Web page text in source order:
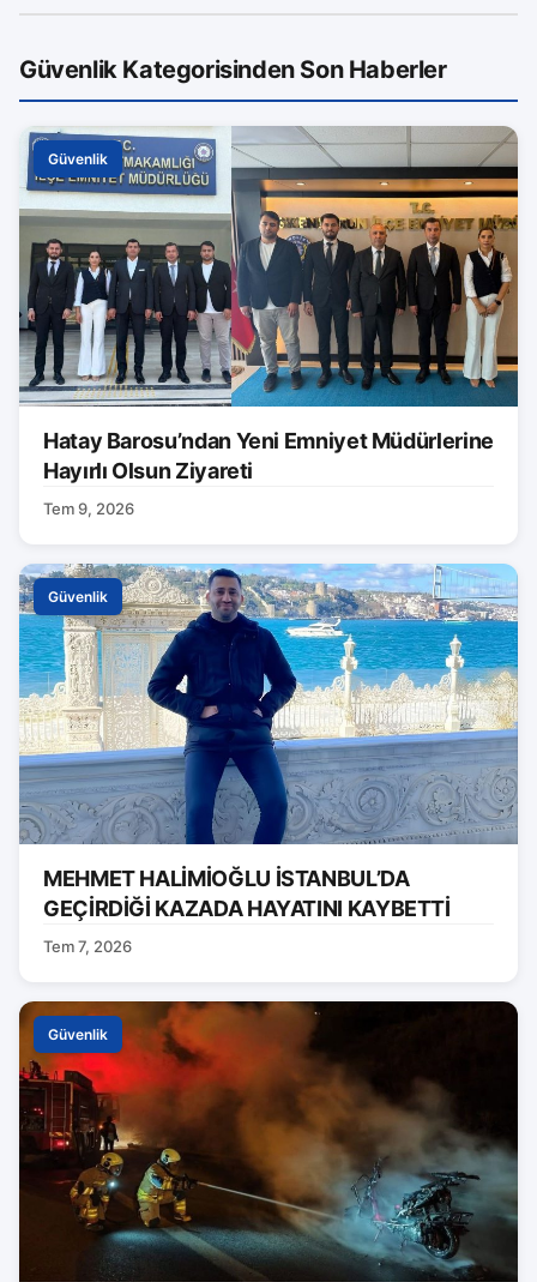
Güvenlik Kategorisinden Son Haberler
Güvenlik
Hatay Barosu’ndan Yeni Emniyet Müdürlerine
Hayırlı Olsun Ziyareti
Tem 9, 2026
Güvenlik
MEHMET HALİMİOĞLU İSTANBUL’DA
GEÇİRDİĞİ KAZADA HAYATINI KAYBETTİ
Tem 7, 2026
Güvenlik